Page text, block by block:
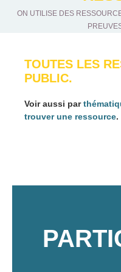
ON UTILISE DES
TOUTES LES
PUBLIC.
Voir aussi par
trouver une ressource.